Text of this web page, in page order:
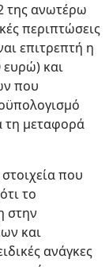
της ανωτέρω
περιπτώσεις
επιτρεπτή η
και
που
τη μεταφορά
που
το
στην
και
ανάγκες